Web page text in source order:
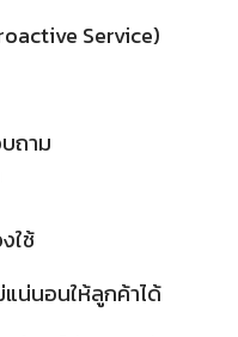
Service)
ถาม
ใช้
น่นอนให้ลูกค้าได้